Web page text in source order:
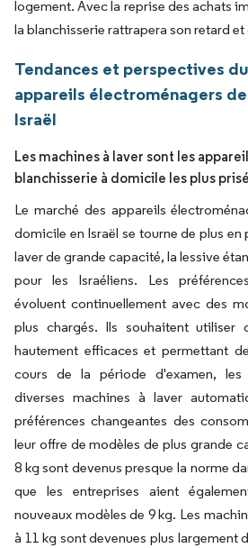
logement. Avec la reprise des achats
la blanchisserie rattrapera son retard
Tendances et perspectives
appareils électroménagers
Israël
Les machines à laver sont les
blanchisserie à domicile les plus
Le marché des appareils
domicile en Israël se tourne de plus en
laver de grande capacité, la lessive
pour les Israéliens. Les
évoluent continuellement avec des
plus chargés. Ils souhaitent utiliser
hautement efficaces et permettant
cours de la période d'examen, les
diverses machines à laver
préférences changeantes des
leur offre de modèles de plus grande
8 kg sont devenus presque la norme
que les entreprises aient
nouveaux modèles de 9 kg. Les
à 11 kg sont devenues plus largement